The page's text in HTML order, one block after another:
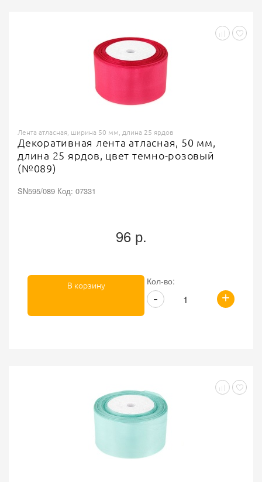
Лента атласная, ширина 50 мм, длина 25 ярдов
Декоративная лента атласная, 50 мм,
длина 25 ярдов, цвет темно-розовый
(№089)
SN595/089 Код: 07331
96 р.
Кол-во:
+
-
В корзину